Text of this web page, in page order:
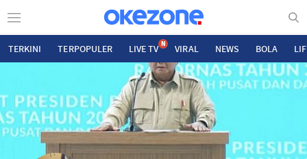
TERKINI TERPOPULER LIVE TV N VIRAL NEWS BOLA